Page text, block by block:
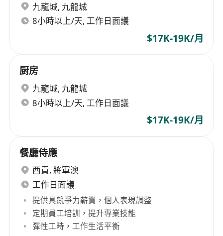
九龍城, 九龍城
8小時以上/天, 工作日面議
$17K-19K/月
厨房
九龍城, 九龍城
8小時以上/天, 工作日面議
$17K-19K/月
餐廳侍應
西貢, 將軍澳
工作日面議
提供具競爭力薪資，個人表現調整
定期員工培訓，提升專業技能
彈性工時，工作生活平衡